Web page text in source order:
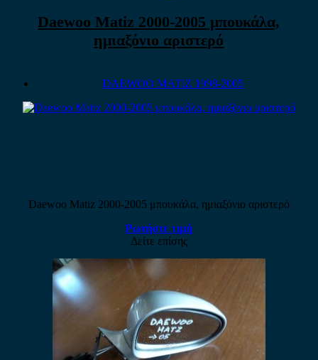
Daewoo Matiz 2000-2005 μπουκάλα,
ημιαξόνιο αριστερό
DAEWOO MATIZ 1998-2005
Daewoo Matiz 2000-2005 μπουκάλα, ημιαξόνιο αριστερό
Ρωτήστε τιμή
Δείτε επίσης